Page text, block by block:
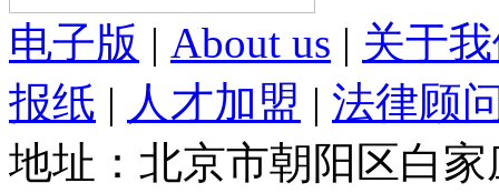
电子版 | About us | 关于
报纸 | 人才加盟 | 法律顾
地址：北京市朝阳区白